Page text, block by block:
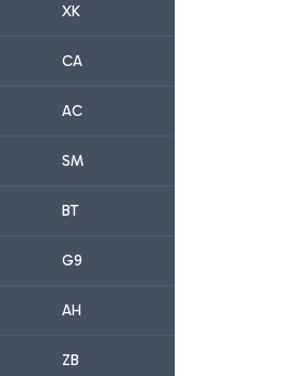
XK
CA
AC
SM
BT
G9
AH
ZB